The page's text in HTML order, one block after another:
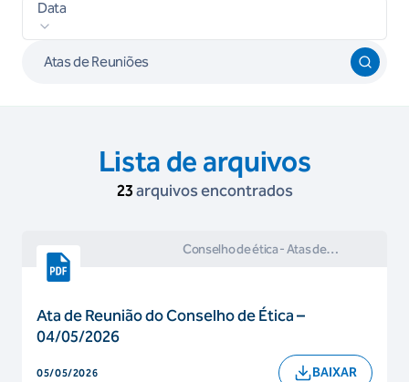
Lista de arquivos
23arquivos encontrados
Conselho de ética- Atas de
Ata de Reunião do Conselho de Ética –
04/05/2026
05/05/2026 BAIXAR